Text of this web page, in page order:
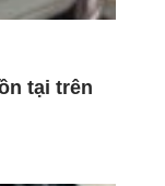
tại trên